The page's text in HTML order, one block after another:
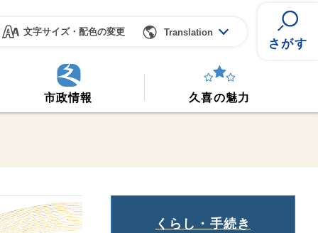
文字サイズ・配色の変更 Translation
さがす
市政情報 久喜の魅力
くらし・手続き